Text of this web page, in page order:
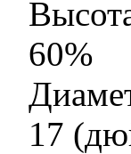
60%
17